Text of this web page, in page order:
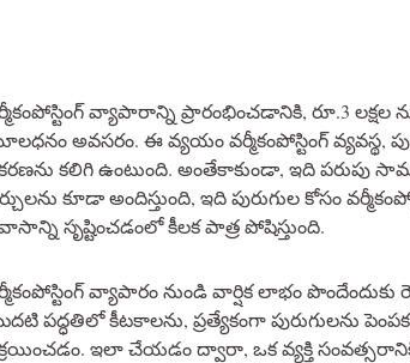
వ్యాపారాన్ని ప్రారంభించడానికి, రూ.3 లక్షల
అవసరం. ఈ వ్యయం వర్మీకంపోస్టింగ్ వ్యవస్థ,
కలిగి ఉంటుంది. అంతేకాకుండా, ఇది పరుపు
కూడా అందిస్తుంది, ఇది పురుగుల కోసం
సృష్టించడంలో కీలక పాత్ర పోషిస్తుంది.
వ్యాపారం నుండి వార్షిక లాభం
పద్ధతిలో కీటకాలను, ప్రత్యేకంగా పురుగులను
ఇలా చేయడం ద్వారా, ఒక వ్యక్తి